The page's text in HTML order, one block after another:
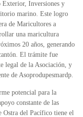
Exterior, Inversiones y
marino. Este logro
de Maricultores a
una maricultura
20 años, generando
El trámite fue
legal de la Asociación, y
de Asoprodupesmardp.
potencial para la
constante de las
Ostra del Pacífico tiene el